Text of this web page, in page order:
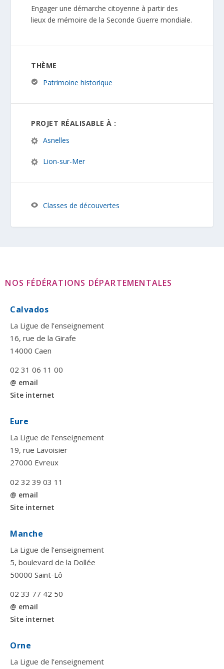
Engager une démarche citoyenne à partir des
lieux de mémoire de la Seconde Guerre mondiale.
THÈME
Patrimoine historique
PROJET RÉALISABLE À :
Asnelles
Lion-sur-Mer
Classes de découvertes
NOS FÉDÉRATIONS DÉPARTEMENTALES
Calvados
La Ligue de l’enseignement
16, rue de la Girafe
14000 Caen
02 31 06 11 00
@ email
Site internet
Eure
La Ligue de l’enseignement
19, rue Lavoisier
27000 Evreux
02 32 39 03 11
@ email
Site internet
Manche
La Ligue de l’enseignement
5, boulevard de la Dollée
50000 Saint-Lô
02 33 77 42 50
@ email
Site internet
Orne
La Ligue de l’enseignement